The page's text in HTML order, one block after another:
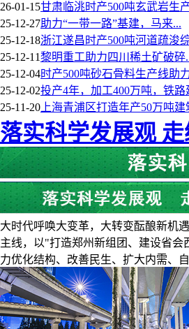
26-01-15甘肃临洮时产500吨玄武岩生
25-12-27助力“一带一路”基建，马来...
25-12-18浙江遂昌时产500吨河道疏浚
25-12-11黎明重工助力四川稀土矿破碎
25-12-04时产500吨砂石骨料生产线助
25-12-02投产4年，加工400万吨，铁路
25-11-20 上海青浦区打造年产50万吨建
落实科学发展观
大时代呼唤大变革，大转变酝酿新机
主线，以"打造郑州新组团、建设省
力优化结构、改善民生、扩大内需、